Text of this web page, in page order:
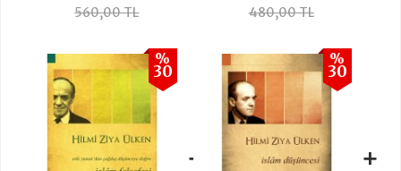
560,00 TL 480,00 TL
%
30
+
%
30
+